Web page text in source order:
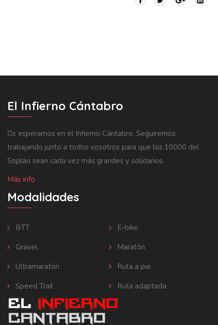
El Infierno Cántabro
Os esperamos en el Infierno Cántabro. Seguiremos
trabajando junto a todos vosotros para que los 10000 del
Soplao sean cada vez más grandes y solidarios.
Más info
Modalidades
BTT
E-bike
Gravel
Maratón
Ultramaratón
Ruta a pie
Speed Trail
Ruta adaptada